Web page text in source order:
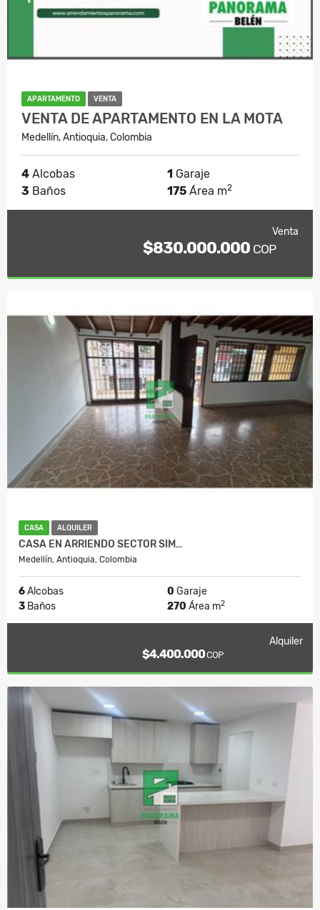
APARTAMENTO VENTA
VENTA DE APARTAMENTO EN LA MOTA
Medellín, Antioquia, Colombia
4 Alcobas 1 Garaje
3 Baños 175 Área m2
Venta
$830.000.000 COP
CASA ALQUILER
CASA EN ARRIENDO SECTOR SIM…
Medellín, Antioquia, Colombia
6Alcobas 0 Garaje
3 Baños 270 Área m2
Alquiler
$4.400.000COP